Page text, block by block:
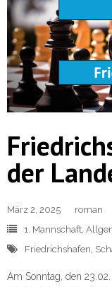
der
März 2, 2025
roman
1. Mannschaft
Friedrichshafen
Am Sonntag, den